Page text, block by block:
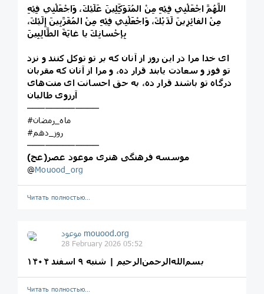
اللَّهُمَّ اجْعَلْنِي فِيْهِ مِنْ المُتَوَكِّلِينَ عَلَيْكَ، وَاجْعَلْنِي فِيْهِ
مِنْ الفائِزِينَ لَدَيْكَ، وَاجْعَلْنِي فِيْهِ مِنْ المُقَرَّبِينَ إِلَيْكَ،
بِإحْسانِكَ يا غايَةَ الطَّالِبِينَ
ای خدا مرا در این روز از آنان که بر تو توکل کنند و نزد
تو فوز و سعادت یابند قرار ده، و مرا از آنان که مقربان
درگاه تو باشند قرار ده، به حق احسانت‌ ای منت‌های
آرزوی طالبان
────────────
#ماه_رمضان
#روز_دهم
────────────
موسسه فرهنگی هنری موعود عصر(عج)
@Mouood_org
Читать полностью…
موعود mouood.org
28 February 2026 05:52
Читать полностью…